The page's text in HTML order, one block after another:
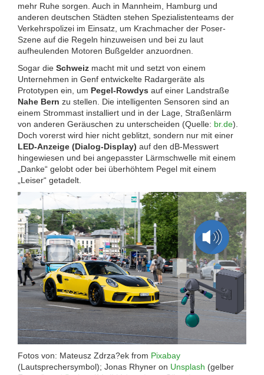
mehr Ruhe sorgen. Auch in Mannheim, Hamburg und
anderen deutschen Städten stehen Spezialistenteams der
Verkehrspolizei im Einsatz, um Krachmacher der Poser-
Szene auf die Regeln hinzuweisen und bei zu laut
aufheulenden Motoren Bußgelder anzuordnen.
Sogar die Schweiz macht mit und setzt von einem
Unternehmen in Genf entwickelte Radargeräte als
Prototypen ein, um Pegel-Rowdys auf einer Landstraße
Nahe Bern zu stellen. Die intelligenten Sensoren sind an
einem Strommast installiert und in der Lage, Straßenlärm
von anderen Geräuschen zu unterscheiden (Quelle: br.de).
Doch vorerst wird hier nicht geblitzt, sondern nur mit einer
LED-Anzeige (Dialog-Display) auf den dB-Messwert
hingewiesen und bei angepasster Lärmschwelle mit einem
„Danke“ gelobt oder bei überhöhtem Pegel mit einem
„Leiser“ getadelt.
Fotos von: Mateusz Zdrza?ek from Pixabay
(Lautsprechersymbol); Jonas Rhyner on Unsplash (gelber